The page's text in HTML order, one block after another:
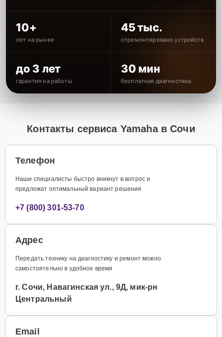
10+
лет на рынке
45 тыс.
отремонтировано устройств
до 3 лет
гарантия на работы
30 мин
бесплатная диагностика
Контакты сервиса Yamaha в Сочи
Телефон
Наши специалисты быстро вникнут в вопрос и
предложат оптимальный вариант решения
+7 (800) 301-53-70
Адрес
Передать технику на диагностику и ремонт можно
самостоятельно в удобное время
г. Сочи, Навагинская ул., 9Д, мик-рн
Центральный
Email